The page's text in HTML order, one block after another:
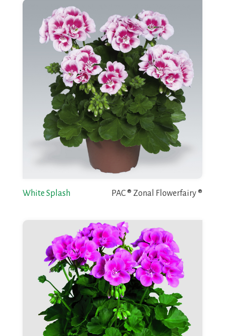
White Splash PAC ® Zonal Flowerfairy ®